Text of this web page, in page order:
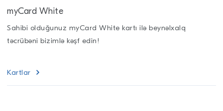
myCard White
Sahibi olduğunuz myCard White kartı ilə beynəlxalq
təcrübəni bizimlə kəşf edin!
Kartlar